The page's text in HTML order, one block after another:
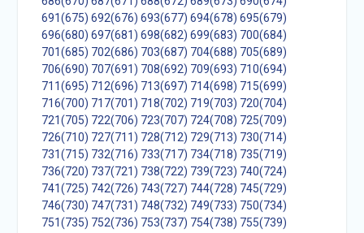
691(675) 692(676) 693(677) 694(678) 695(679)
696(680) 697(681) 698(682) 699(683) 700(684)
701(685) 702(686) 703(687) 704(688) 705(689)
706(690) 707(691) 708(692) 709(693) 710(694)
711(695) 712(696) 713(697) 714(698) 715(699)
716(700) 717(701) 718(702) 719(703) 720(704)
721(705) 722(706) 723(707) 724(708) 725(709)
726(710) 727(711) 728(712) 729(713) 730(714)
731(715) 732(716) 733(717) 734(718) 735(719)
736(720) 737(721) 738(722) 739(723) 740(724)
741(725) 742(726) 743(727) 744(728) 745(729)
746(730) 747(731) 748(732) 749(733) 750(734)
751(735) 752(736) 753(737) 754(738) 755(739)